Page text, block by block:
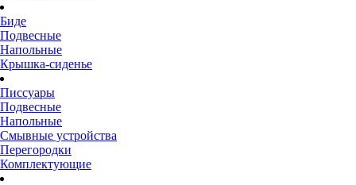
Биде
Подвесные
Напольные
Крышка-сиденье
Писсуары
Подвесные
Напольные
Смывные устройства
Перегородки
Комплектующие